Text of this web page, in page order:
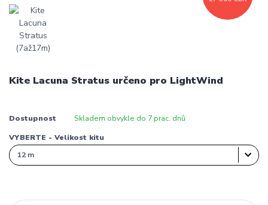
Kite Lacuna Stratus určeno pro LightWind
Dostupnost Skladem obvykle do 7 prac. dnů
VYBERTE - Velikost kitu